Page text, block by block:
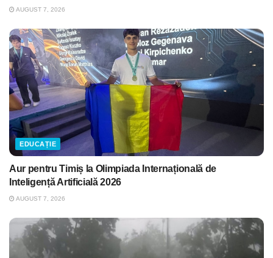
AUGUST 7, 2026
EDUCAȚIE
Aur pentru Timiș la Olimpiada Internațională de
Inteligență Artificială 2026
AUGUST 7, 2026